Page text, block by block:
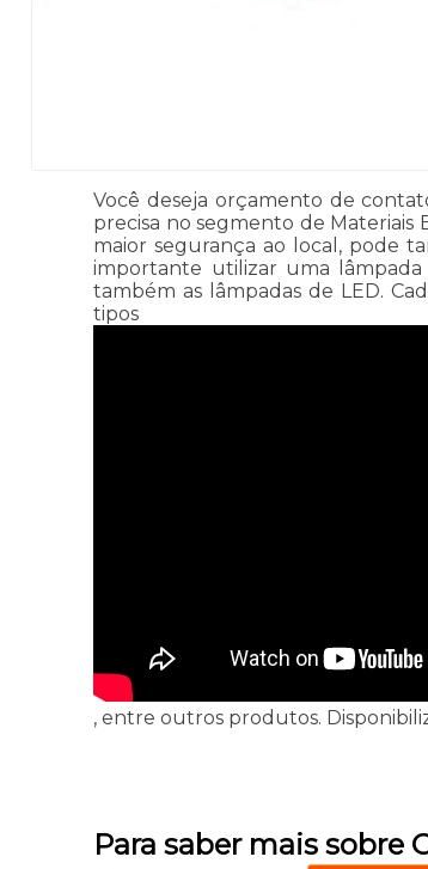
Você deseja orçamento de
precisa no segmento de
maior segurança ao local, pode
importante utilizar uma lâmpada
também as lâmpadas de LED.
tipos
, entre outros produtos.
Para saber mais sobre